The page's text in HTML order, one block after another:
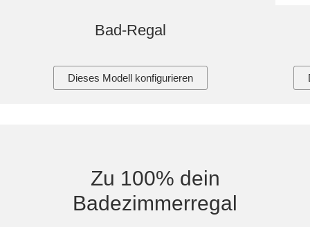
Bad-Regal
Dieses Modell konfigurieren
Zu 100% dein
Badezimmerregal